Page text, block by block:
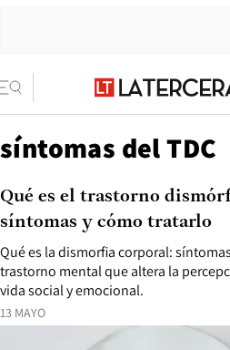
síntomas del TDC
13 MAYO
Qué es la dismorfia corporal:
trastorno mental que altera la
vida social y emocional.
Qué es el trastorno
síntomas y cómo tratarlo